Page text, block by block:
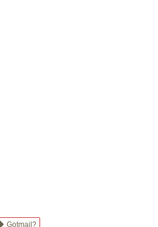
Gotmail?